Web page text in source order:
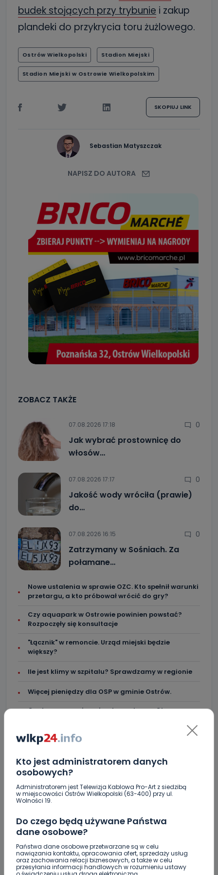
Kto jest administratorem danych
osobowych?
Administratorem jest Telewizja Kablowa Pro-Art z siedzibą
w miejscowości Ostrów Wielkopolski (63-400) przy ul.
Wolności 19.
Do czego będą używane Państwa
dane osobowe?
Państwa dane osobowe przetwarzane są w celu
nawiązania kontaktu, opracowania ofert, sprzedaży usług
oraz zachowania relacji biznesowych, a także w celu
przesyłania informacji handlowych w rozumieniu ustawy
budek stojących przy trybunie i zakup
plandeki do przykrycia toru żużlowego.
Ostrów Wielkopolski Stadion Miejski
Stadion Miejski w Ostrowie Wielkopolskim
SKOPIUJ LINK
Sebastian Matyszczak
NAPISZ DO AUTORA
ZOBACZ TAKŻE
07.08.2026 17:18 0
Jak wybrać prostownicę do
włosów…
07.08.2026 17:17 0
Jakość wody wróciła (prawie)
do…
07.08.2026 16:15 0
Zatrzymany w Sośniach. Za
połamane…
Nowe ustalenia w sprawie OZC. Kto spełnił warunki
przetargu, a kto próbował wrócić do gry?
Czy aquapark w Ostrowie powinien powstać?
Rozpoczęły się konsultacje
"Łącznik" w remoncie. Urząd miejski będzie
większy?
Ile jest klimy w szpitalu? Sprawdzamy w regionie
Więcej pieniędzy dla OSP w gminie Ostrów.
Centra wzmocniona i gotowa do gry. Chce
Za miesiąc Narodowe Czytanie. W tym roku padło
na „Dziady”
Brazylijczycy w Ostrovii 1909. Jutro rusza sezon
[AKTUALIZACJA]
Crossfit kolejny raz opanuje Krotoszyn.
Startujemy w piątek! [WIDEO]
"Niezwykli ludzie, niezwykłe podróże, niezwykłe
historie!”. Odyseja Antonińska - dzień pierwszy